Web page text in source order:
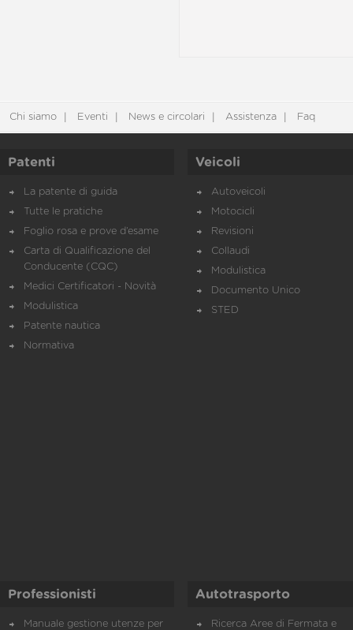
Chi siamo Eventi News e circolari Assistenza Faq
Patenti
La patente di guida
Tutte le pratiche
Foglio rosa e prove d’esame
Carta di Qualificazione del
Conducente (CQC)
Medici Certificatori - Novità
Modulistica
Patente nautica
Normativa
Veicoli
Autoveicoli
Motocicli
Revisioni
Collaudi
Modulistica
Documento Unico
STED
Professionisti
Manuale gestione utenze per
Autotrasporto
Ricerca Aree di Fermata e